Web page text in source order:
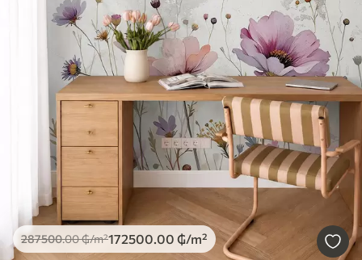
287500.00₲/m²172500.00 ₲/m²